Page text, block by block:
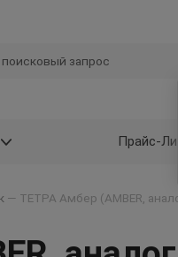
Прайс-
— ТЕТРА Амбер (AMBER,